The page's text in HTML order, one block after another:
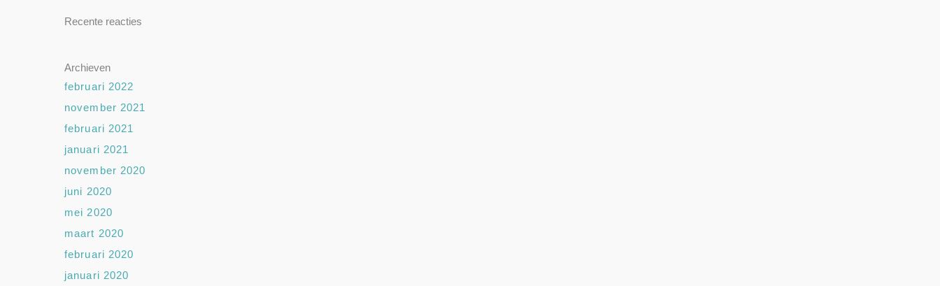
Recente reacties
Archieven
februari 2022
november 2021
februari 2021
januari 2021
november 2020
juni 2020
mei 2020
maart 2020
februari 2020
januari 2020